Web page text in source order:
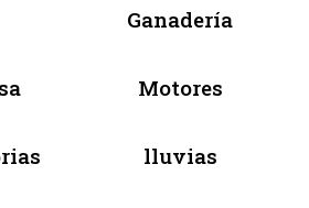
Ganadería
Motores
lluvias